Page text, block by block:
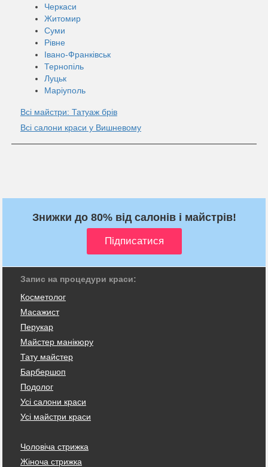
Черкаси
Житомир
Суми
Рівне
Івано-Франківськ
Тернопіль
Луцьк
Маріуполь
Всі майстри: Татуаж брів
Всі салони краси у Вишневому
Знижки до 80% від салонів і майстрів!
Запис на процедури краси:
Косметолог
Масажист
Перукар
Майстер манікюру
Тату майстер
Барбершоп
Подолог
Усі салони краси
Усі майстри краси
Чоловіча стрижка
Жіноча стрижка